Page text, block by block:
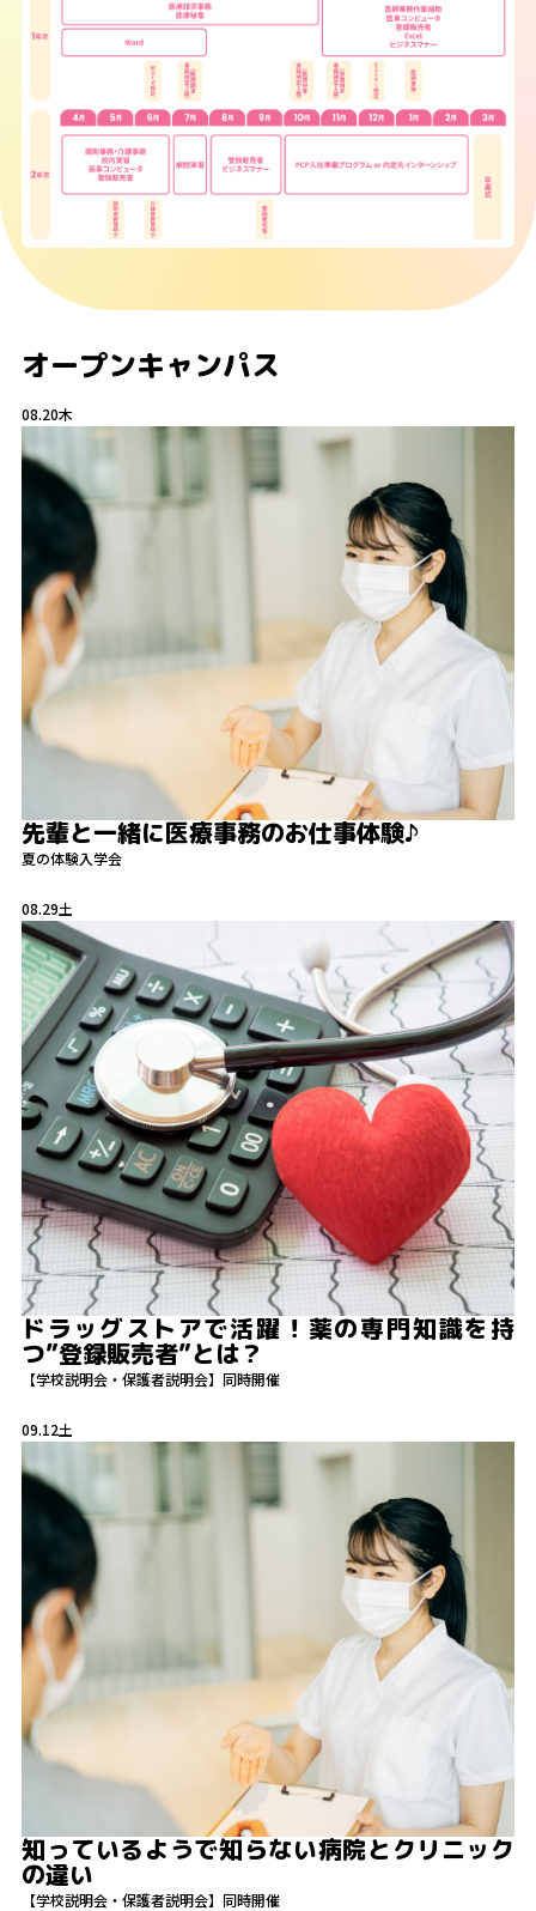
オープンキャンパス
08.20木
先輩と一緒に医療事務のお仕事体験♪
夏の体験入学会
08.29土
ドラッグストアで活躍！薬の専門知識を持
つ”登録販売者”とは？
【学校説明会・保護者説明会】同時開催
09.12土
知っているようで知らない病院とクリニック
の違い
【学校説明会・保護者説明会】同時開催